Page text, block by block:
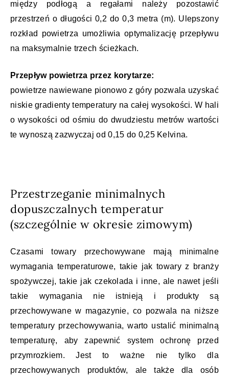
między podłogą a regałami należy pozostawić
przestrzeń o długości 0,2 do 0,3 metra (m). Ulepszony
rozkład powietrza umożliwia optymalizację przepływu
na maksymalnie trzech ścieżkach.
Przepływ powietrza przez korytarze:
powietrze nawiewane pionowo z góry pozwala uzyskać
niskie gradienty temperatury na całej wysokości. W hali
o wysokości od ośmiu do dwudziestu metrów wartości
te wynoszą zazwyczaj od 0,15 do 0,25 Kelvina.
Przestrzeganie minimalnych
dopuszczalnych temperatur
(szczególnie w okresie zimowym)
Czasami towary przechowywane mają minimalne
wymagania temperaturowe, takie jak towary z branży
spożywczej, takie jak czekolada i inne, ale nawet jeśli
takie wymagania nie istnieją i produkty są
przechowywane w magazynie, co pozwala na niższe
temperatury przechowywania, warto ustalić minimalną
temperaturę, aby zapewnić system ochronę przed
przymrozkiem. Jest to ważne nie tylko dla
przechowywanych produktów, ale także dla osób